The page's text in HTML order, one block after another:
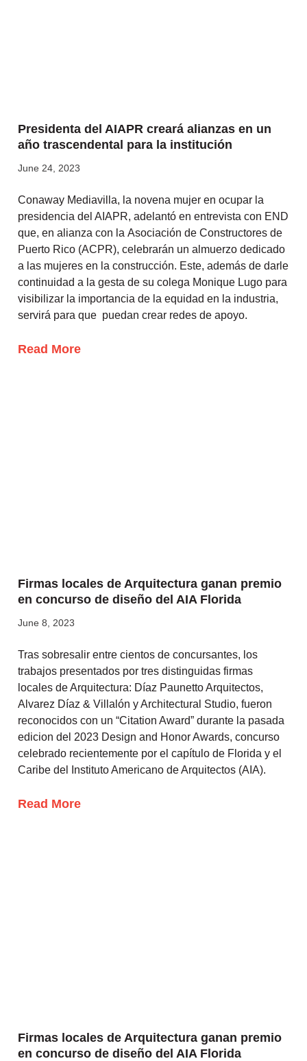
Presidenta del AIAPR creará alianzas en un
año trascendental para la institución
June 24, 2023
Conaway Mediavilla, la novena mujer en ocupar la
presidencia del AIAPR, adelantó en entrevista con END
que, en alianza con la Asociación de Constructores de
Puerto Rico (ACPR), celebrarán un almuerzo dedicado
a las mujeres en la construcción. Este, además de darle
continuidad a la gesta de su colega Monique Lugo para
visibilizar la importancia de la equidad en la industria,
servirá para que puedan crear redes de apoyo.
Read More
Firmas locales de Arquitectura ganan premio
en concurso de diseño del AIA Florida
June 8, 2023
Tras sobresalir entre cientos de concursantes, los
trabajos presentados por tres distinguidas firmas
locales de Arquitectura: Díaz Paunetto Arquitectos,
Alvarez Díaz & Villalón y Architectural Studio, fueron
reconocidos con un “Citation Award” durante la pasada
edicion del 2023 Design and Honor Awards, concurso
celebrado recientemente por el capítulo de Florida y el
Caribe del Instituto Americano de Arquitectos (AIA).
Read More
Firmas locales de Arquitectura ganan premio
en concurso de diseño del AIA Florida